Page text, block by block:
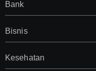
Bank
Bisnis
Kesehatan